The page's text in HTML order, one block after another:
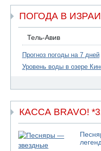
07.08.2026 06:47
Недалеко от Бейт-
велосипедист
07.08.2026 06:24
Саудовская Аравия
хуситов
06.08.2026 13:43
по электрической
06.08.2026 13:07
Возле Кирьят-Арбы
06.08.2026 12:06
США не будут давить на
ПОГОДА В
Тель-Авив
Прогноз погоды на 7 дней
Уровень воды в озере
КАССА BRAVO!